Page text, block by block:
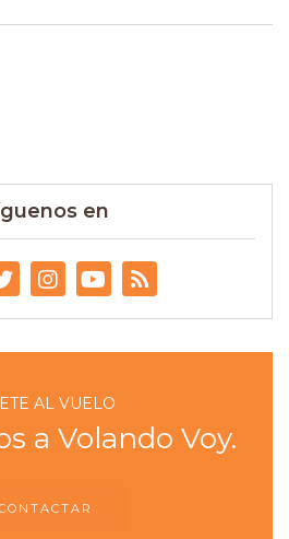
en
AL VUELO
a Volando Voy.